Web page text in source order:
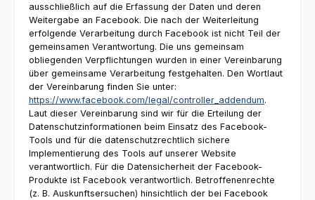
ausschließlich auf die Erfassung der Daten und deren
Weitergabe an Facebook. Die nach der Weiterleitung
erfolgende Verarbeitung durch Facebook ist nicht Teil der
gemeinsamen Verantwortung. Die uns gemeinsam
obliegenden Verpflichtungen wurden in einer Vereinbarung
über gemeinsame Verarbeitung festgehalten. Den Wortlaut
der Vereinbarung finden Sie unter:
https://www.facebook.com/legal/controller_addendum.
Laut dieser Vereinbarung sind wir für die Erteilung der
Datenschutzinformationen beim Einsatz des Facebook-
Tools und für die datenschutzrechtlich sichere
Implementierung des Tools auf unserer Website
verantwortlich. Für die Datensicherheit der Facebook-
Produkte ist Facebook verantwortlich. Betroffenenrechte
(z. B. Auskunftsersuchen) hinsichtlich der bei Facebook